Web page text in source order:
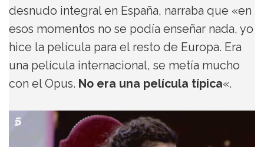
desnudo integral en España, narraba que «en
esos momentos no se podía enseñar nada, yo
hice la película para el resto de Europa. Era
una película internacional, se metía mucho
con el Opus. No era una película típica«.